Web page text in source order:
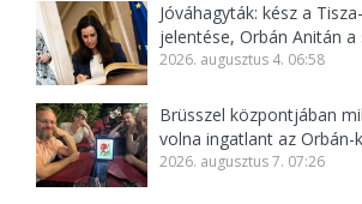
Jóváhagyták: kész a
jelentése, Orbán Anitán a
2026. augusztus 4. 06:58
Brüsszel központjában
volna ingatlant az Orbán-
2026. augusztus 7. 07:26